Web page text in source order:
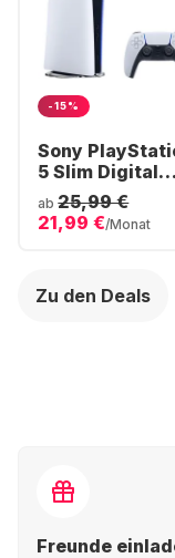
-15%
Sony
5 Slim Digital
Console
ab 25,99 €
21,99 €/Monat
Zu den Deals
Freunde